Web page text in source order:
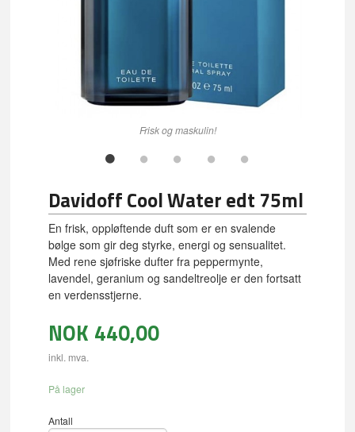
Frisk og maskulin!
Davidoff Cool Water edt 75ml
En frisk, oppløftende duft som er en svalende
bølge som gir deg styrke, energi og sensualitet.
Med rene sjøfriske dufter fra peppermynte,
lavendel, geranium og sandeltreolje er den fortsatt
en verdensstjerne.
NOK 440,00
inkl. mva.
På lager
Antall